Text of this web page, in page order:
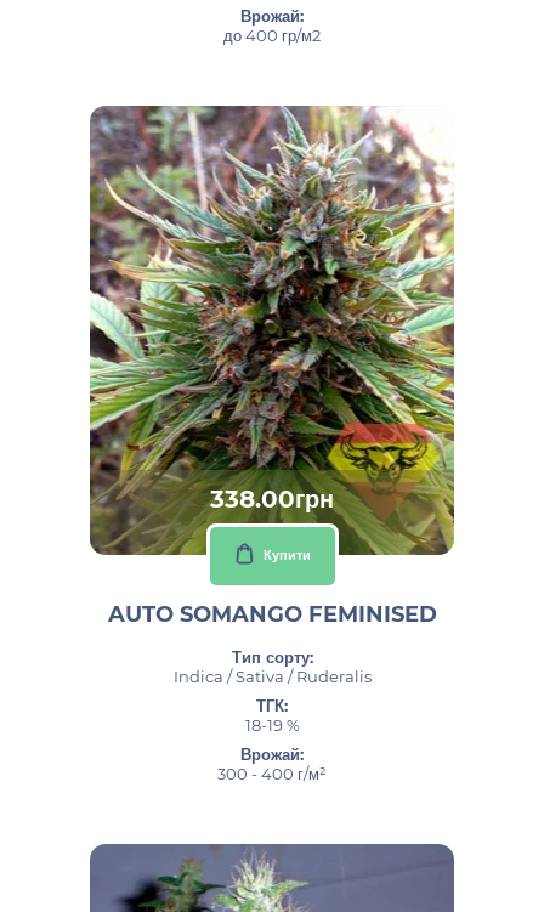
Врожай:
до 400 гр/м2
338.00грн
Купити
AUTO SOMANGO FEMINISED
Тип сорту:
Indica / Sativa / Ruderalis
ТГК:
18-19 %
Врожай:
300 - 400 г/м²